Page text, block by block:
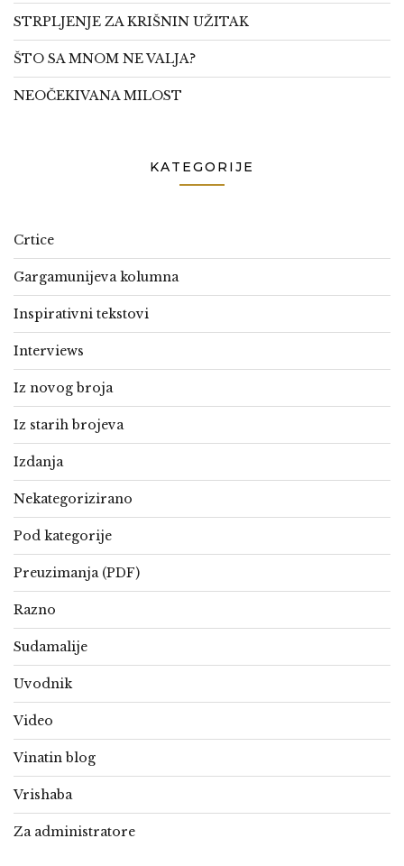
STRPLJENJE ZA KRIŠNIN UŽITAK
ŠTO SA MNOM NE VALJA?
NEOČEKIVANA MILOST
KATEGORIJE
Crtice
Gargamunijeva kolumna
Inspirativni tekstovi
Interviews
Iz novog broja
Iz starih brojeva
Izdanja
Nekategorizirano
Pod kategorije
Preuzimanja (PDF)
Razno
Sudamalije
Uvodnik
Video
Vinatin blog
Vrishaba
Za administratore